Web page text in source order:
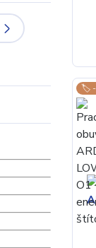
🏷️ -